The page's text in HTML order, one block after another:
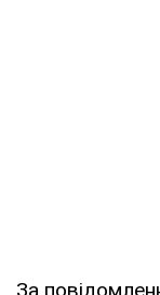
За